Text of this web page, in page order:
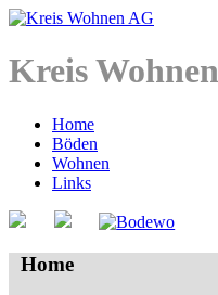
Kreis
Home
Böden
Wohnen
Links
Home